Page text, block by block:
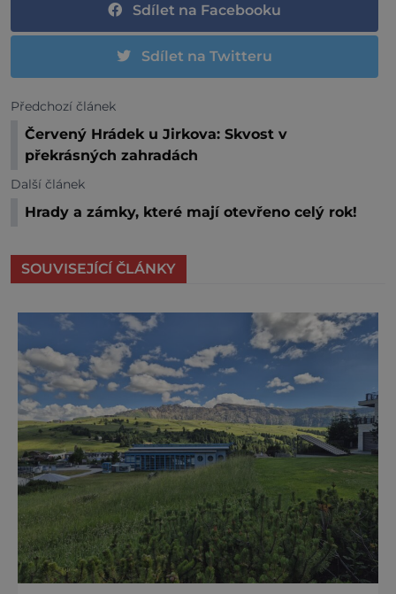
Sdílet na Facebooku
Sdílet na Twitteru
Předchozí článek
Červený Hrádek u Jirkova: Skvost v
překrásných zahradách
Další článek
Hrady a zámky, které mají otevřeno celý rok!
SOUVISEJÍCÍ ČLÁNKY